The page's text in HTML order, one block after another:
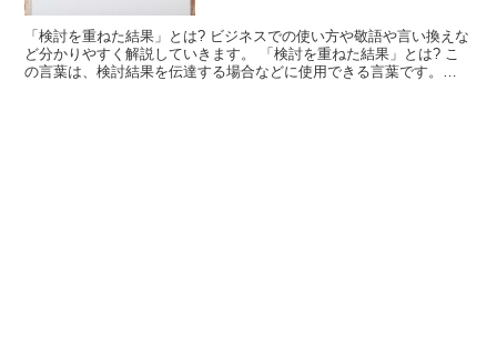
「検討を重ねた結果」とは? ビジネスでの使い方や敬語や言い換えな
ど分かりやすく解説していきます。 「検討を重ねた結果」とは? こ
の言葉は、検討結果を伝達する場合などに使用できる言葉です。